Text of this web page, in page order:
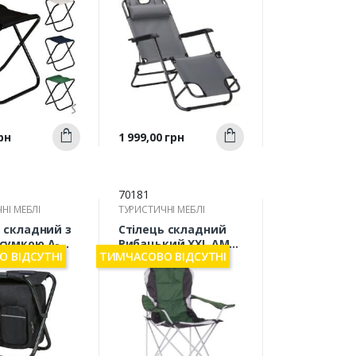
Купити
Швидкий
перегляд
Ціна
1 999,00 грн Купити
МЕБЛІ
складний з
А-
ВІДСУТНІ
70181
ТУРИСТИЧНІ МЕБЛІ
Стілець складний
Рибацький XXL AMF
алюм/зелений
ТИМЧАСОВО ВІДСУТНІ